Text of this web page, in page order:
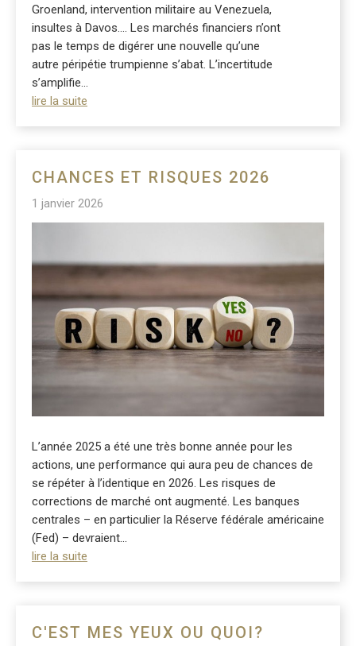
Groenland, intervention militaire au Venezuela,
insultes à Davos…. Les marchés financiers n’ont
pas le temps de digérer une nouvelle qu’une
autre péripétie trumpienne s’abat. L’incertitude
s’amplifie...
lire la suite
CHANCES ET RISQUES 2026
1 janvier 2026
L’année 2025 a été une très bonne année pour les
actions, une performance qui aura peu de chances de
se répéter à l’identique en 2026. Les risques de
corrections de marché ont augmenté. Les banques
centrales – en particulier la Réserve fédérale américaine
(Fed) – devraient...
lire la suite
C'EST MES YEUX OU QUOI?